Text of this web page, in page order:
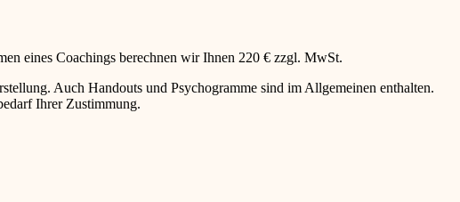
eines Coachings berechnen wir Ihnen 220 € zzgl. MwSt.
Auch Handouts und Psychogramme sind im Allgemeinen enthalten.
Ihrer Zustimmung.